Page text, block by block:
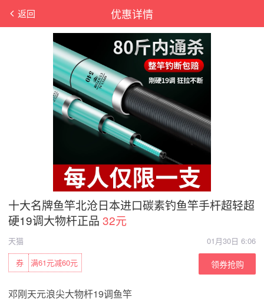
优惠详情
返回
十大名牌鱼竿北沧日本进口碳素钓鱼竿手杆超轻超
硬19调大物杆正品 32元
天猫
01月30日 6:06
满61元减60元
券 领券抢购
邓刚天元浪尖大物杆19调鱼竿